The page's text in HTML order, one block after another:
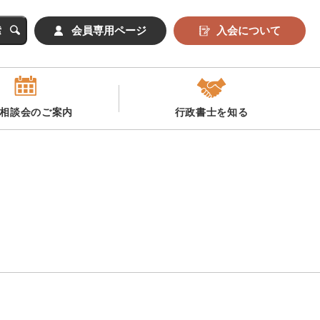
会員専用ページ 入会について
談会のご案内 行政書士を知る